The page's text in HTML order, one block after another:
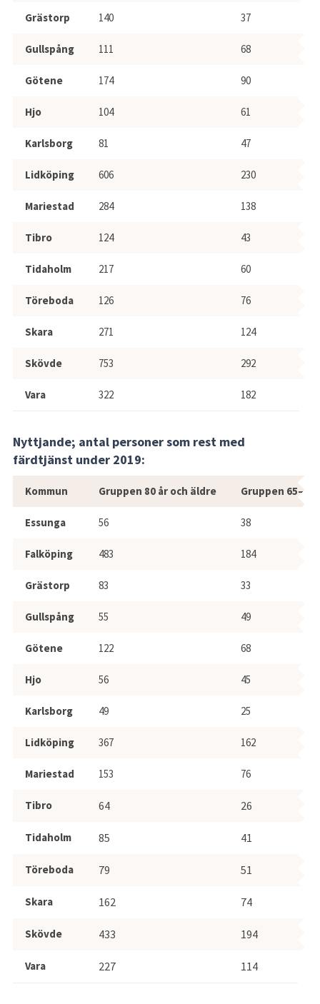
Grästorp 140 37
Gullspång 111 68
Götene 174 90
Hjo 104 61
Karlsborg 81 47
Lidköping 606 230
Mariestad 284 138
Tibro 124 43
Tidaholm 217 60
Töreboda 126 76
Skara 271 124
Skövde 753 292
Vara 322 182
Nyttjande; antal personer som rest med
färdtjänst under 2019:
Nyttjande, antal personer som rest
Kommun Gruppen 80 år och äldre Gruppen 65–79
Essunga 56 38
Falköping 483 184
Grästorp 83 33
Gullspång 55 49
Götene 122 68
Hjo 56 45
Karlsborg 49 25
Lidköping 367 162
Mariestad 153 76
Tibro 64 26
Tidaholm 85 41
Töreboda 79 51
Skara 162 74
Skövde 433 194
Vara 227 114